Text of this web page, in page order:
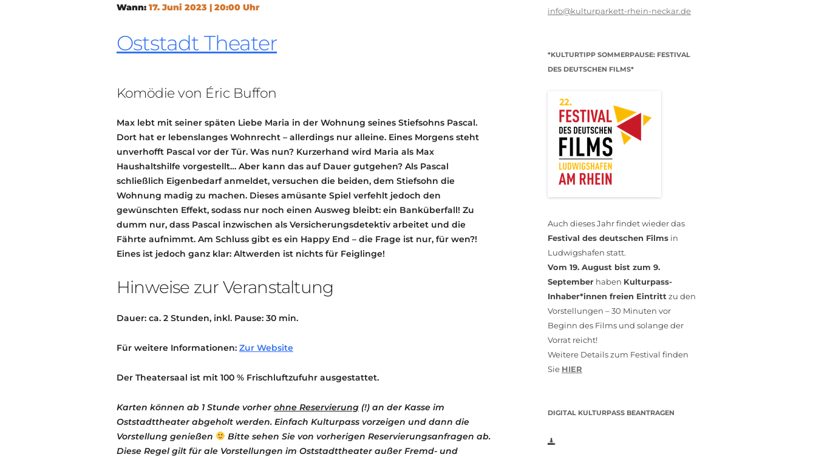
TRANSPARENZ
Wann: 17. Juni 2023 | 20:00 Uhr
Oststadt Theater
Komödie von Éric Buffon
Max lebt mit seiner späten Liebe Maria in der Wohnung seines Stiefsohns Pascal.
Dort hat er lebenslanges Wohnrecht – allerdings nur alleine. Eines Morgens steht
unverhofft Pascal vor der Tür. Was nun? Kurzerhand wird Maria als Max
Haushaltshilfe vorgestellt… Aber kann das auf Dauer gutgehen? Als Pascal
schließlich Eigenbedarf anmeldet, versuchen die beiden, dem Stiefsohn die
Wohnung madig zu machen. Dieses amüsante Spiel verfehlt jedoch den
gewünschten Effekt, sodass nur noch einen Ausweg bleibt: ein Banküberfall! Zu
dumm nur, dass Pascal inzwischen als Versicherungsdetektiv arbeitet und die
Fährte aufnimmt. Am Schluss gibt es ein Happy End – die Frage ist nur, für wen?!
Eines ist jedoch ganz klar: Altwerden ist nichts für Feiglinge!
Hinweise zur Veranstaltung
Dauer: ca. 2 Stunden, inkl. Pause: 30 min.
Für weitere Informationen: Zur Website
Der Theatersaal ist mit 100 % Frischluftzufuhr ausgestattet.
Karten können ab 1 Stunde vorher ohne Reservierung (!) an der Kasse im
Oststadttheater abgeholt werden. Einfach Kulturpass vorzeigen und dann die
Vorstellung genießen
Bitte sehen Sie von vorherigen Reservierungsanfragen ab.
Diese Regel gilt für ale Vorstellungen im Oststadttheater außer Fremd- und
info@kulturparkett-rhein-neckar.de
*KULTURTIPP SOMMERPAUSE: FESTIVAL
DES DEUTSCHEN FILMS*
Auch dieses Jahr findet wieder das
Festival des deutschen Films in
Ludwigshafen statt.
Vom 19. August bist zum 9.
September haben Kulturpass-
Inhaber*innen freien Eintritt zu den
Vorstellungen – 30 Minuten vor
Beginn des Films und solange der
Vorrat reicht!
Weitere Details zum Festival finden
Sie HIER
DIGITAL KULTURPASS BEANTRAGEN